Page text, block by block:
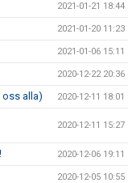
2021-01-21 18:44
2021-01-20 11:23
2021-01-06 15:11
2020-12-22 20:36
oss alla) 2020-12-11 18:01
2020-12-11 15:27
2020-12-06 19:11
2020-12-05 10:55